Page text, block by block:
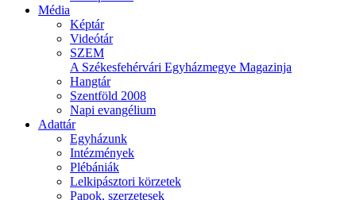
Média
Képtár
Videótár
SZEM
A Székesfehérvári Egyházmegye Magazinja
Hangtár
Szentföld 2008
Napi evangélium
Adattár
Egyházunk
Intézmények
Plébániák
Lelkipásztori körzetek
Papok, szerzetesek